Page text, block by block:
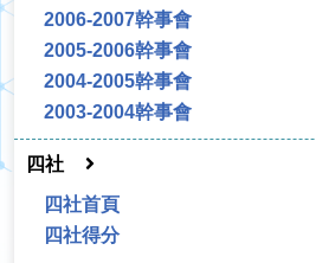
2006-2007幹事會
2005-2006幹事會
2004-2005幹事會
2003-2004幹事會
四社
四社首頁
四社得分